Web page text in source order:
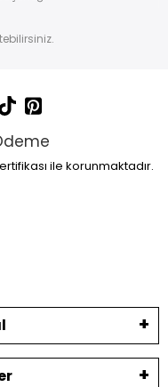
ile korunmaktadır.